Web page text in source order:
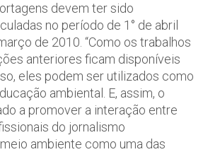
devem ter sido
no período de 1° de abril
de 2010. “Como os trabalhos
anteriores ficam disponíveis
eles podem ser utilizados como
ambiental. E, assim, o
a promover a interação entre
do jornalismo
ambiente como uma das